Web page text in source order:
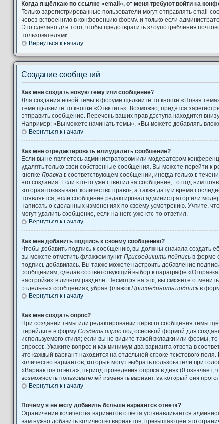
Когда я щёлкаю по ссылке «email», от меня требуют войти на
Только зарегистрированные пользователи могут отправлять email-
через встроенную в конференцию форму, и только если
Это сделано для того, чтобы предотвратить злоупотребления
пользователями.
Вернуться к началу
Создание сообщений
Как мне создать новую тему или сообщение?
Для создания новой темы в форуме щёлкните по кнопке «Новая
теме щёлкните по кнопке «Ответить». Возможно, придётся
отправить сообщение. Перечень ваших прав доступа находится
Например: «Вы можете начинать темы», «Вы можете добавлять
Вернуться к началу
Как мне отредактировать или удалить сообщение?
Если вы не являетесь администратором или модератором
удалять только свои собственные сообщения. Вы можете перейти к
кнопке Правка в соответствующем сообщении, иногда только в
его создания. Если кто-то уже ответил на сообщение, то под ним
которая показывает количество правок, а также дату и время
появляется, если сообщение редактировал администратор или
написать о сделанных изменениях по своему усмотрению. Учтите,
могут удалить сообщение, если на него уже кто-то ответил.
Вернуться к началу
Как мне добавить подпись к своему сообщению?
Чтобы добавить подпись к сообщению, вы должны сначала создать
вы можете отметить флажком пункт Присоединить подпись в форме
подпись добавилась. Вы также можете настроить добавление
сообщениям, сделав соответствующий выбор в параграфе
настройки» в личном разделе. Несмотря на это, вы сможете
отдельных сообщениях, убрав флажок Присоединить подпись в
Вернуться к началу
Как мне создать опрос?
При создании темы или редактировании первого сообщения темы
перейдите в форму Создать опрос под основной формой для
используемого стиля; если вы не видите такой вкладки или формы,
опросов. Укажите вопрос и как минимум два варианта ответа в
что каждый вариант находится на отдельной строке текстового
количество вариантов, которые могут выбрать пользователи при
«Вариантов ответа», период проведения опроса в днях (0 означает,
возможность пользователей изменять вариант, за который они
Вернуться к началу
Почему я не могу добавить больше вариантов ответа?
Ограничение количества вариантов ответа устанавливается
вам нужно добавить количество вариантов, превышающее это